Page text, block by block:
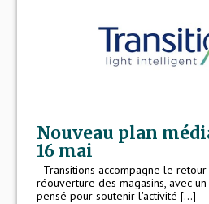
Nouveau plan
16 mai
Transitions accompagne le
réouverture des magasins, avec
pensé pour soutenir l'activité [...]